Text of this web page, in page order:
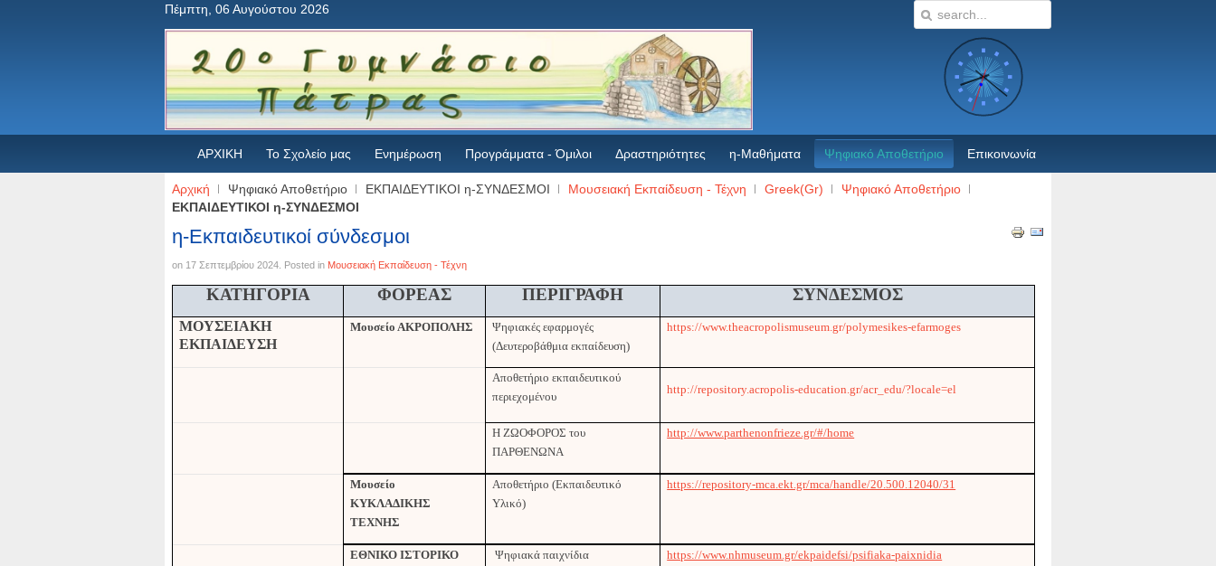
Πέμπτη, 06 Αυγούστου 2026
ΑΡΧΙΚΗ Το Σχολείο μας Ενημέρωση Προγράμματα - Όμιλοι Δραστηριότητες η-Μαθήματα Ψηφιακό Αποθετήριο Επικοινωνία
Αρχική Ψηφιακό Αποθετήριο ΕΚΠΑΙΔΕΥΤΙΚΟΙ η-ΣΥΝΔΕΣΜΟΙ Μουσειακή Εκπαίδευση - Τέχνη Greek(Gr)
Ψηφιακό Αποθετήριο
ΕΚΠΑΙΔΕΥΤΙΚΟΙ η-ΣΥΝΔΕΣΜΟΙ
η-Εκπαιδευτικοί σύνδεσμοι
on 17 Σεπτεμβρίου 2024 . Posted in Μουσειακή Εκπαίδευση - Τέχνη
ΚΑΤΗΓΟΡΙΑ ΦΟΡΕΑΣ ΠΕΡΙΓΡΑΦΗ ΣΥΝΔΕΣΜΟΣ
ΜΟΥΣΕΙΑΚΗ
ΕΚΠΑΙΔΕΥΣΗ
Μουσείο ΑΚΡΟΠΟΛΗΣ
Ψηφιακές εφαρμογές
(Δευτεροβάθμια εκπαίδευση)
https://www.theacropolismuseum.gr/polymesikes-efarmoges
Αποθετήριο εκπαιδευτικού
περιεχομένου
http://repository.acropolis-education.gr/acr_edu/?locale=el
Η ΖΩΟΦΟΡΟΣ του
ΠΑΡΘΕΝΩΝΑ
http://www.parthenonfrieze.gr/#/home
Μουσείο
ΚΥΚΛΑΔΙΚΗΣ
ΤΕΧΝΗΣ
Αποθετήριο (Εκπαιδευτικό
Υλικό)
https://repository-mca.ekt.gr/mca/handle/20.500.12040/31
ΕΘΝΙΚΟ ΙΣΤΟΡΙΚΟ
Ψηφιακά παιχνίδια https://www.nhmuseum.gr/ekpaidefsi/psifiaka-paixnidia